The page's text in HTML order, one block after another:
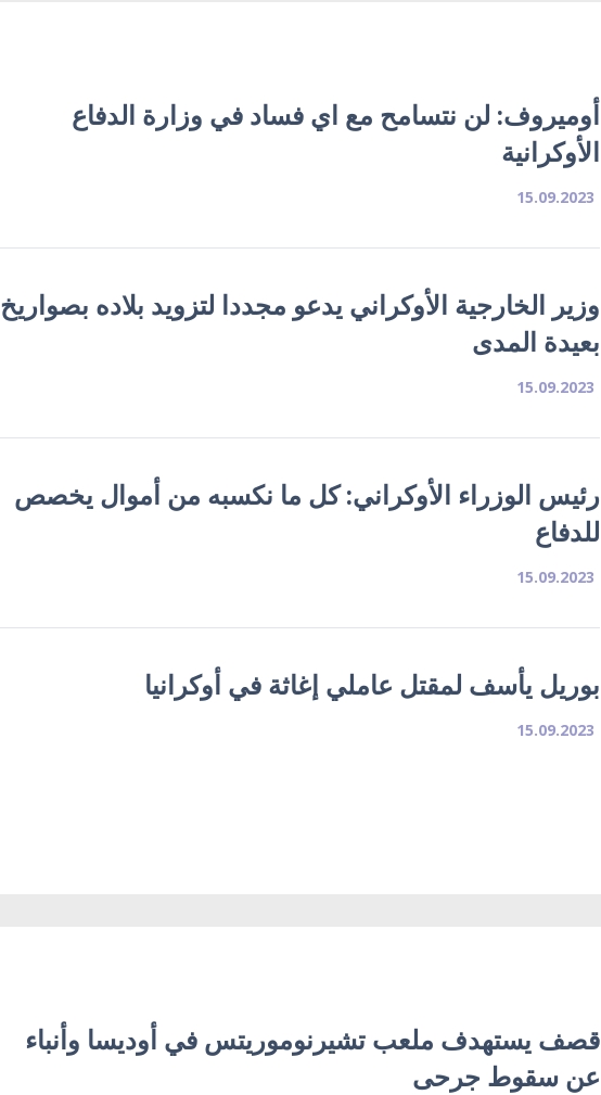
أوميروف: لن نتسامح مع اي فساد في وزارة الدفاع
الأوكرانية
15.09.2023
وزير الخارجية الأوكراني يدعو مجددا لتزويد بلاده بصواريخ
بعيدة المدى
15.09.2023
رئيس الوزراء الأوكراني: كل ما نكسبه من أموال يخصص
للدفاع
15.09.2023
بوريل يأسف لمقتل عاملي إغاثة في أوكرانيا
15.09.2023
قصف يستهدف ملعب تشيرنوموريتس في أوديسا وأنباء
عن سقوط جرحى